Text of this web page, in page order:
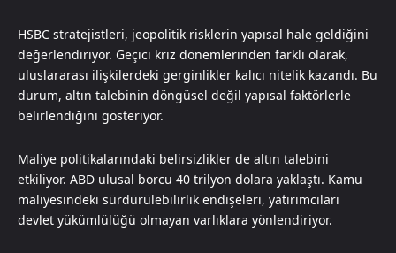
HSBC stratejistleri, jeopolitik risklerin yapısal hale geldiğini
değerlendiriyor. Geçici kriz dönemlerinden farklı olarak,
uluslararası ilişkilerdeki gerginlikler kalıcı nitelik kazandı. Bu
durum, altın talebinin döngüsel değil yapısal faktörlerle
belirlendiğini gösteriyor.
Maliye politikalarındaki belirsizlikler de altın talebini
etkiliyor. ABD ulusal borcu 40 trilyon dolara yaklaştı. Kamu
maliyesindeki sürdürülebilirlik endişeleri, yatırımcıları
devlet yükümlülüğü olmayan varlıklara yönlendiriyor.